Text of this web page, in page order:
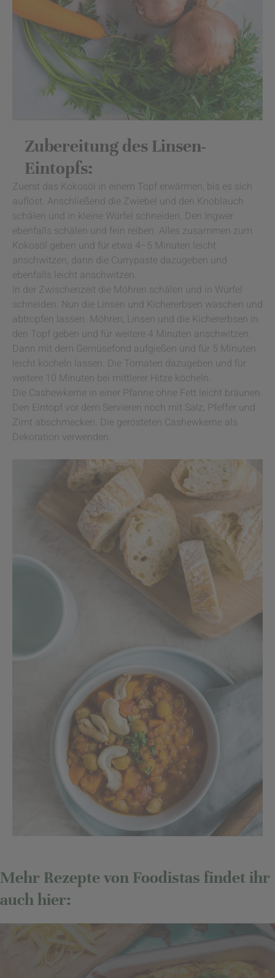
Zubereitung des Linsen-
Eintopfs:
Zuerst das Kokosöl in einem Topf erwärmen, bis es sich
auflöst. Anschließend die Zwiebel und den Knoblauch
schälen und in kleine Würfel schneiden. Den Ingwer
ebenfalls schälen und fein reiben. Alles zusammen zum
Kokosöl geben und für etwa 4–5 Minuten leicht
anschwitzen, dann die Currypaste dazugeben und
ebenfalls leicht anschwitzen.
In der Zwischenzeit die Möhren schälen und in Würfel
schneiden. Nun die Linsen und Kichererbsen waschen und
abtropfen lassen. Möhren, Linsen und die Kichererbsen in
den Topf geben und für weitere 4 Minuten anschwitzen.
Dann mit dem Gemüsefond aufgießen und für 5 Minuten
leicht köcheln lassen. Die Tomaten dazugeben und für
weitere 10 Minuten bei mittlerer Hitze köcheln.
Die Cashewkerne in einer Pfanne ohne Fett leicht bräunen.
Den Eintopf vor dem Servieren noch mit Salz, Pfeffer und
Zimt abschmecken. Die gerösteten Cashewkerne als
Dekoration verwenden.
Mehr Rezepte von Foodistas findet ihr
auch hier: